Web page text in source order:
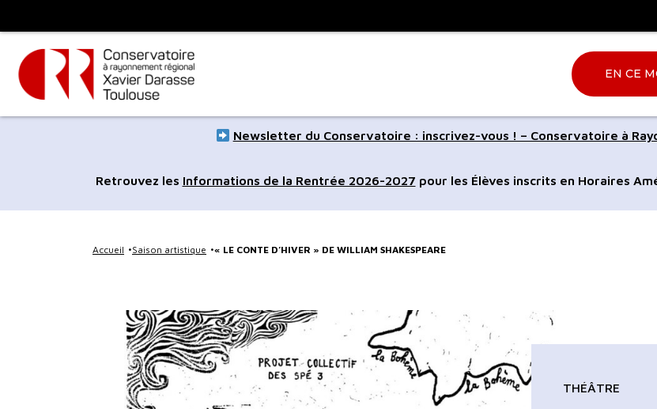
principal
à
navigation
à
recherche
métropole
EN CE
Newsletter du Conservatoire : inscrivez-vous ! – Conservatoire à
Retrouvez les Informations de la Rentrée 2026-2027 pour les Élèves inscrits en Horaires
Accueil Saison artistique « LE CONTE D’HIVER » DE WILLIAM SHAKESPEARE
THÉÂTRE